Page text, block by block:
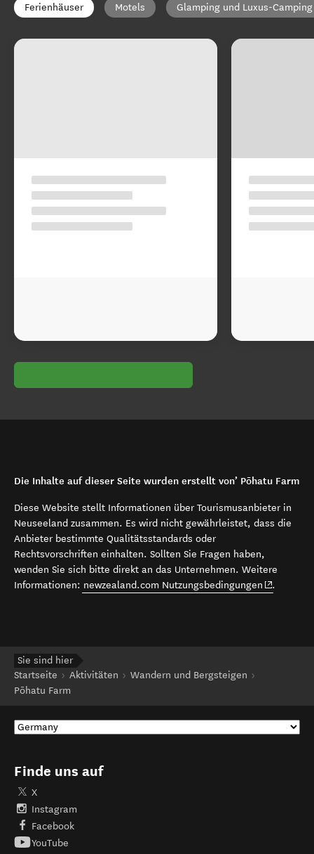
Ferienhäuser Motels Glamping und Luxus-Camping
Die Inhalte auf dieser Seite wurden erstellt von’ Pōhatu Farm
Diese Website stellt Informationen über Tourismusanbieter in
Neuseeland zusammen. Es wird nicht gewährleistet, dass die
Anbieter bestimmte Qualitätsstandards oder
Rechtsvorschriften einhalten. Sollten Sie Fragen haben,
wenden Sie sich bitte direkt an das Unternehmen. Weitere
Informationen: newzealand.com Nutzungsbedingungen (opens in
.
Sie sind hier
Startseite
Aktivitäten
Wandern und Bergsteigen
Pōhatu Farm
Finde uns auf
X
Instagram
Facebook
YouTube